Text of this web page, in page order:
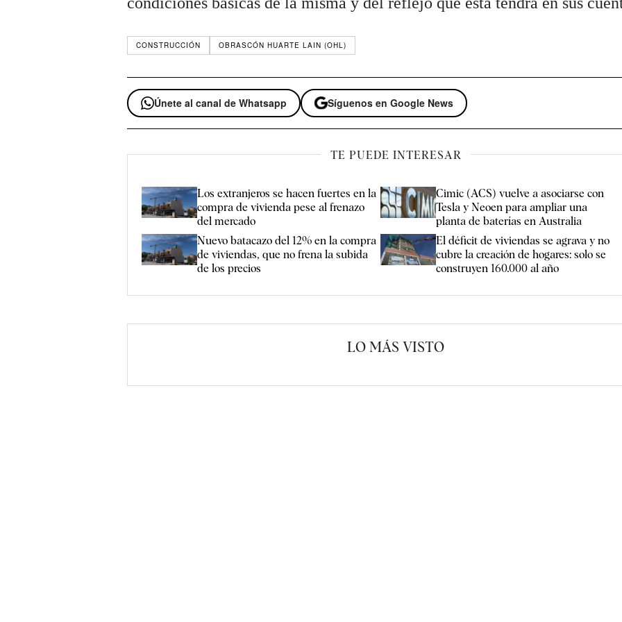
CONSTRUCCIÓN OBRASCÓN HUARTE LAIN (OHL)
Únete al canal de Whatsapp Síguenos en Google News
TE PUEDE INTERESAR
Los extranjeros se hacen fuertes en la
compra de vivienda pese al frenazo
del mercado
Cimic (ACS) vuelve a asociarse con
Tesla y Neoen para ampliar una
planta de baterías en Australia
Nuevo batacazo del 12% en la compra
de viviendas, que no frena la subida
de los precios
El déficit de viviendas se agrava y no
cubre la creación de hogares: solo se
construyen 160.000 al año
LO MÁS VISTO